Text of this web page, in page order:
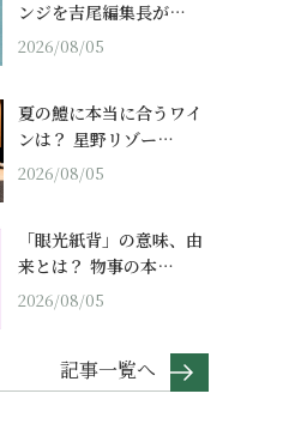
ンジを吉尾編集長が…
2026/08/05
夏の鱧に本当に合うワイ
ンは？ 星野リゾー…
2026/08/05
「眼光紙背」の意味、由
来とは？ 物事の本…
2026/08/05
記事一覧へ